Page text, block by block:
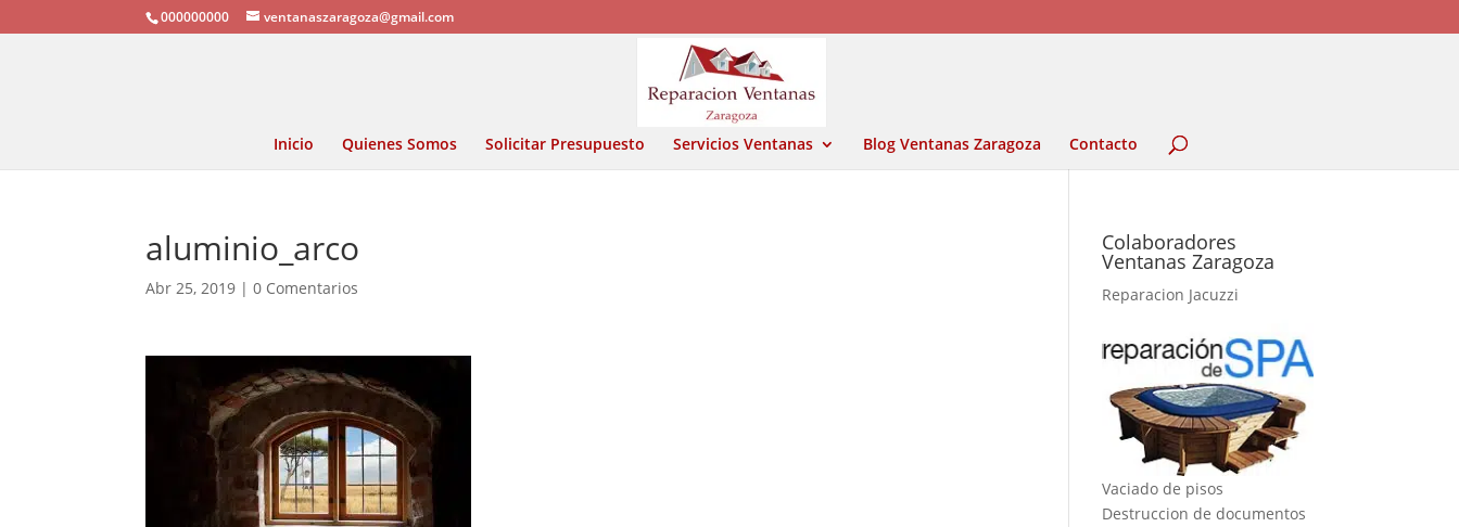
000000000 ventanaszaragoza@gmail.com
Inicio Quienes Somos Solicitar Presupuesto Servicios Ventanas Blog Ventanas Zaragoza Contacto
aluminio_arco
Abr 25, 2019 |0 Comentarios
Colaboradores
Ventanas Zaragoza
Reparacion Jacuzzi
Vaciado de pisos
Destruccion de documentos